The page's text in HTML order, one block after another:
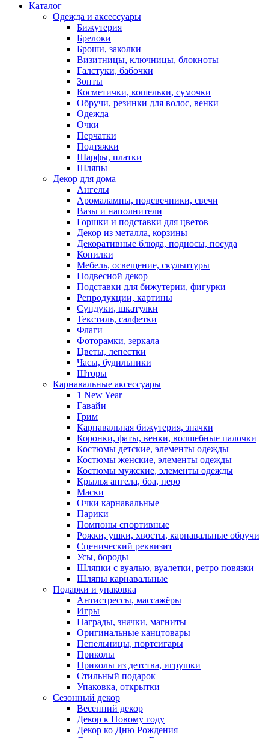
Каталог
Oдежда и аксессуары
Бижутерия
Брелоки
Броши, заколки
Визитницы, ключницы, блокноты
Галстуки, бабочки
Зонты
Косметички, кошельки, сумочки
Обручи, резинки для волос, венки
Одежда
Очки
Перчатки
Подтяжки
Шарфы, платки
Шляпы
Декор для дома
Ангелы
Аромалампы, подсвечники, свечи
Вазы и наполнители
Горшки и подставки для цветов
Декор из металла, корзины
Декоративные блюда, подносы, посуда
Копилки
Мебель, освещение, скульптуры
Подвесной декор
Подставки для бижутерии, фигурки
Репродукции, картины
Сундуки, шкатулки
Текстиль, салфетки
Флаги
Фоторамки, зеркала
Цветы, лепестки
Часы, будильники
Шторы
Карнавальные аксессуары
1 New Year
Гавайи
Грим
Карнавальная бижутерия, значки
Коронки, фаты, венки, волшебные палочки
Костюмы детские, элементы одежды
Костюмы женские, элементы одежды
Костюмы мужские, элементы одежды
Крылья ангела, боа, перо
Маски
Очки карнавальные
Парики
Помпоны спортивные
Рожки, ушки, хвосты, карнавальные обручи
Сценический реквизит
Усы, бороды
Шляпки с вуалью, вуалетки, ретро повязки
Шляпы карнавальные
Подарки и упаковка
Антистрессы, массажёры
Игры
Награды, значки, магниты
Оригинальные канцтовары
Пепельницы, портсигары
Приколы
Приколы из детства, игрушки
Стильный подарок
Упаковка, открытки
Сезонный декор
Весенний декор
Декор к Новому году
Декор ко Дню Рождения